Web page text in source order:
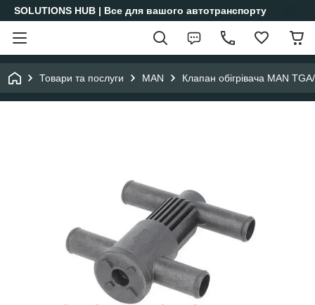
SOLUTIONS HUB | Все для вашого автотранспорту
Товари та послуги MAN Клапан обігрівача MAN